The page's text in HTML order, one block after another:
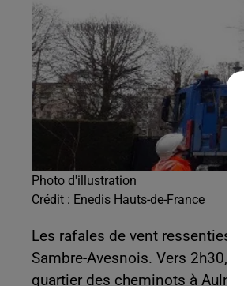
Photo d'illustration
Crédit : Enedis Hauts-de-France
Les rafales de vent ressenties
Sambre-Avesnois. Vers 2h30,
quartier des cheminots à